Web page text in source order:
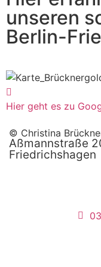
unseren
Berlin-
Hier geht es zu
© Christina
Aßmannstraße
Friedrichshagen